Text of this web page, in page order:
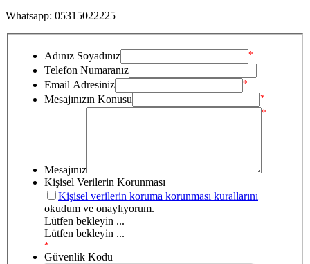
Whatsapp: 05315022225
Adınız Soyadınız *
Telefon Numaranız
Email Adresiniz
*
Mesajınızın Konusu *
Mesajınız
*
Kişisel Verilerin Korunması
Kişisel verilerin koruma korunması kurallarını
okudum ve onaylıyorum.
Lütfen bekleyin ...
Lütfen bekleyin ...
*
Güvenlik Kodu